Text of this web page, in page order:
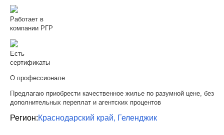
Работает в
компании РГР
Есть
сертификаты
О профессионале
Предлагаю приобрести качественное жилье по разумной цене, без
дополнительных переплат и агентских процентов
Регион:Краснодарский край, Геленджик